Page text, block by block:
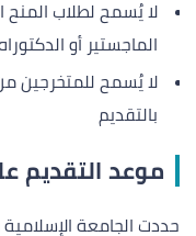
لا يُسمح لطلاب المنح
الماجستير أو
لا يُسمح للمتخرجين
بالتقديم
موعد التقديم
حددت الجامعة